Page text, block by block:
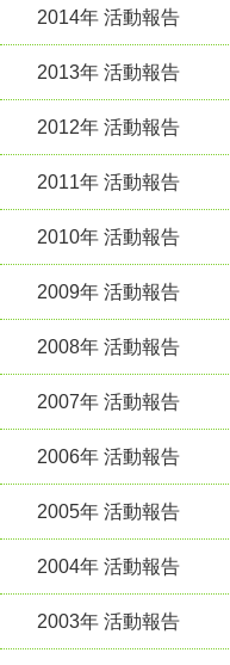
2014年 活動報告
2013年 活動報告
2012年 活動報告
2011年 活動報告
2010年 活動報告
2009年 活動報告
2008年 活動報告
2007年 活動報告
2006年 活動報告
2005年 活動報告
2004年 活動報告
2003年 活動報告